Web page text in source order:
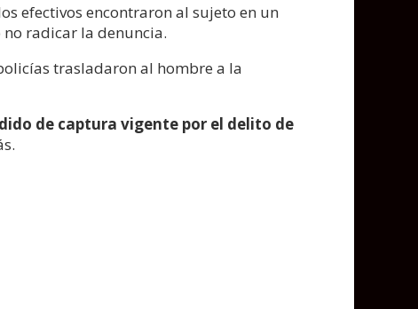
efectivos encontraron al sujeto en un
radicar la denuncia.
trasladaron al hombre a la
de captura vigente por el delito de